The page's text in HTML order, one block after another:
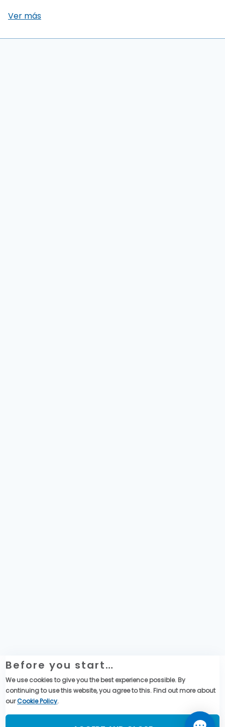
Ver más
Website Legal Information
Política de privacidad de datos y cookies
Global Purchase Terms & Conditions
Before you start…
We use cookies to give you the best experience possible. By
continuing to use this website, you agree to this. Find out more about
ourCookie Policy.